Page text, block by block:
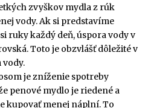
zvyškov mydla z rúk
vody. Ak si predstavíme
ruky každý deň, úspora vody v
Toto je obzvlášť dôležité v
je zníženie spotreby
penové mydlo je riedené a
kupovať menej náplní. To